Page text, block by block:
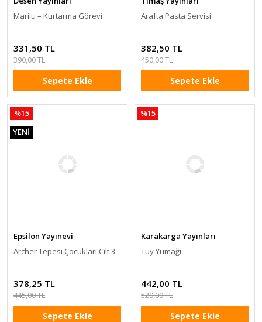
Marilu – Kurtarma Görevi
331,50 TL
390,00 TL
Sepete Ekle
Arafta Pasta Servisi
382,50 TL
450,00 TL
Sepete Ekle
%15
YENİ
Epsilon Yayınevi
Archer Tepesi Çocukları Cilt 3
378,25 TL
445,00 TL
Sepete Ekle
%15
Karakarga Yayınları
Tüy Yumağı
442,00 TL
520,00 TL
Sepete Ekle